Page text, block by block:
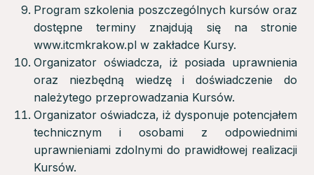
Program szkolenia poszczególnych kursów oraz
dostępne terminy znajdują się na stronie
www.itcmkrakow.pl w zakładce Kursy.
Organizator oświadcza, iż posiada uprawnienia
oraz niezbędną wiedzę i doświadczenie do
należytego przeprowadzania Kursów.
Organizator oświadcza, iż dysponuje potencjałem
technicznym i osobami z odpowiednimi
uprawnieniami zdolnymi do prawidłowej realizacji
Kursów.